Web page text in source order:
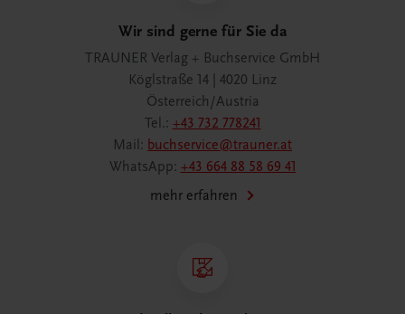
Wir sind gerne für Sie da
TRAUNER Verlag + Buchservice GmbH
Köglstraße 14 | 4020 Linz
Österreich/Austria
Tel.: +43 732 778241
Mail: buchservice@trauner.at
WhatsApp: +43 664 88 58 69 41
mehr erfahren